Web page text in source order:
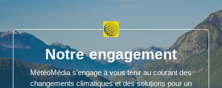
Notre engagement
MétéoMédia s’engage à vous tenir au courant des
changements climatiques et des solutions pour un